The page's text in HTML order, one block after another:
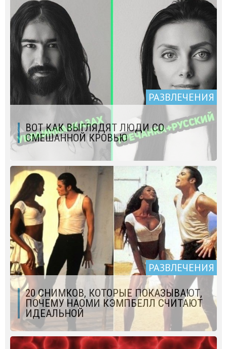
РАЗВЛЕЧЕНИЯ
ВОТ КАК ВЫГЛЯДЯТ ЛЮДИ СО
СМЕШАННОЙ КРОВЬЮ
РАЗВЛЕЧЕНИЯ
20 СНИМКОВ, КОТОРЫЕ ПОКАЗЫВАЮТ,
ПОЧЕМУ НАОМИ КЭМПБЕЛЛ СЧИТАЮТ
ИДЕАЛЬНОЙ